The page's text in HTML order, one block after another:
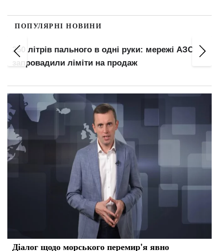
ПОПУЛЯРНІ НОВИНИ
1100 будинків можуть лишитися без опалення:
зруйнована ТЕЦ досі не відновлена
Діалог щодо морського перемир'я явно